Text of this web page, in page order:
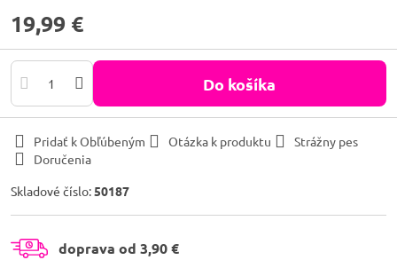
19,99 €
Do košíka
Pridať k Obľúbeným Otázka k produktu
Strážny pes
Doručenia
Skladové číslo:50187
doprava od 3,90 €